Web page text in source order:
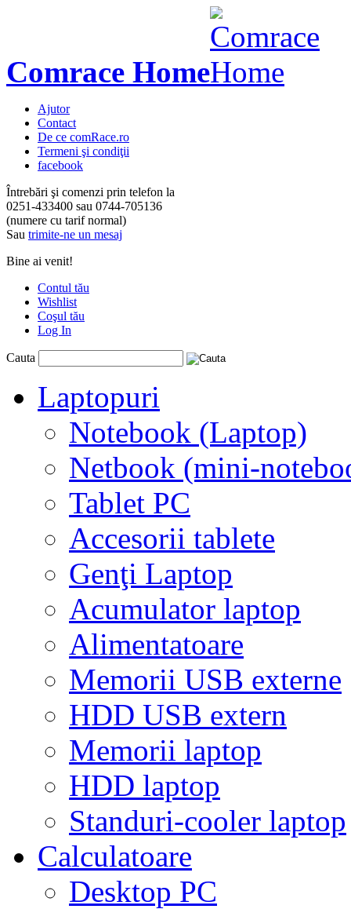
Comrace Home
Ajutor
Contact
De ce comRace.ro
Termeni şi condiţii
facebook
Întrebări şi comenzi prin telefon la
0251-433400 sau 0744-705136
(numere cu tarif normal)
Sau trimite-ne un mesaj
Bine ai venit!
Contul tău
Wishlist
Coşul tău
Log In
Cauta
Laptopuri
Notebook (Laptop)
Netbook (mini-
Tablet PC
Accesorii tablete
Genţi Laptop
Acumulator laptop
Alimentatoare
Memorii USB externe
HDD USB extern
Memorii laptop
HDD laptop
Standuri-cooler laptop
Calculatoare
Desktop PC